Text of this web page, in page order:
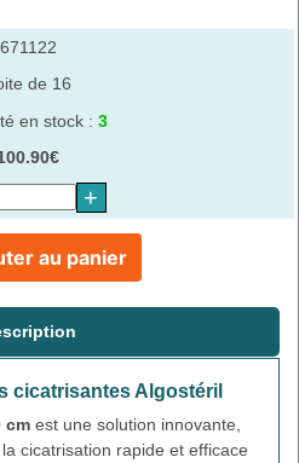
671122
de 16
en stock : 3
+
au panier
cicatrisantes Algostéril
cm est une solution innovante,
cicatrisation rapide et efficace